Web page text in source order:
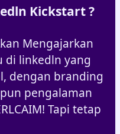
Kickstart ?
Mengajarkan
di linkedln yang
dengan branding
pengalaman
Tapi tetap